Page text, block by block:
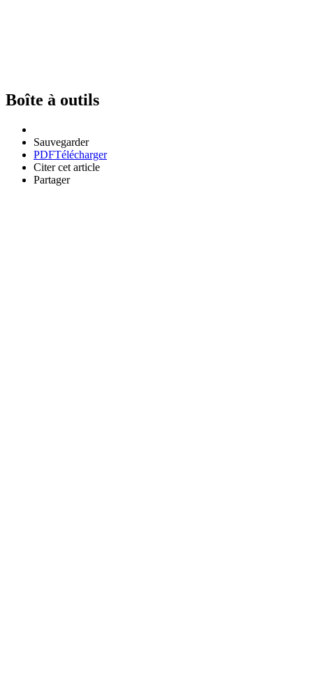
Boîte à outils
Sauvegarder
PDFTélécharger
Citer cet article
Partager